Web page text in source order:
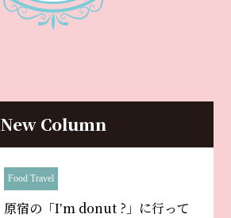
New Column
Food Travel
原宿の「Iʼm donut ?」に行って